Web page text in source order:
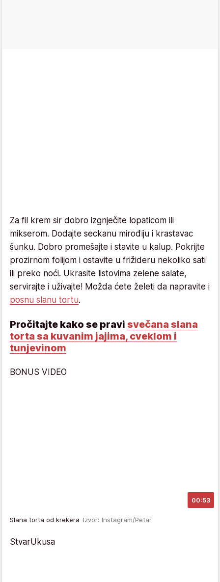
Za fil krem sir dobro izgnječite lopaticom ili
mikserom. Dodajte seckanu mirođiju i krastavac
šunku. Dobro promešajte i stavite u kalup. Pokrijte
prozirnom folijom i ostavite u frižideru nekoliko sati
ili preko noći. Ukrasite listovima zelene salate,
servirajte i uživajte! Možda ćete želeti da napravite i
posnu slanu tortu.
Pročitajte kako se pravi svečana slana
torta sa kuvanim jajima, cveklom i
tunjevinom
BONUS VIDEO
00:53
Slana torta od krekera Izvor: Instagram/Petar
StvarUkusa